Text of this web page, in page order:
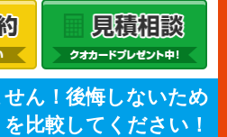
ん！後悔しないため
比較してください！